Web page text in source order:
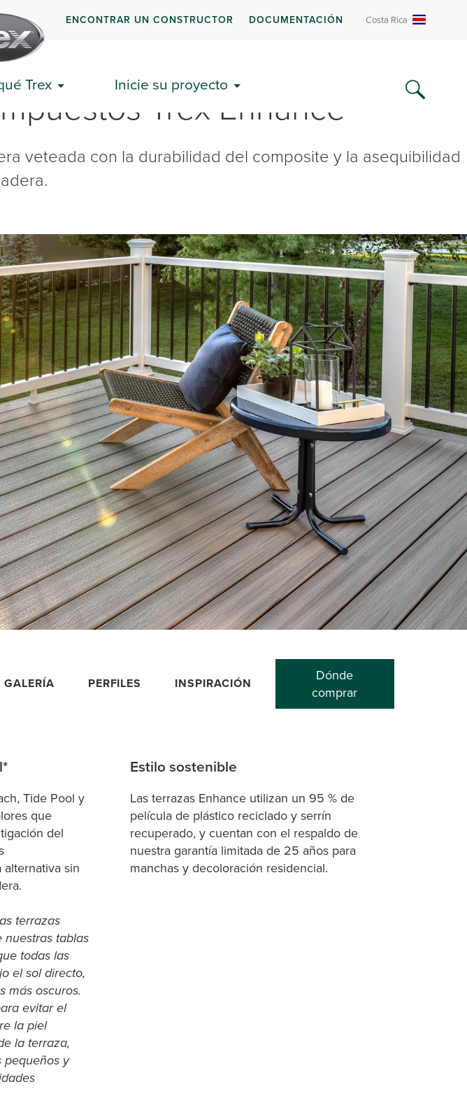
ENCONTRAR UN CONSTRUCTOR DOCUMENTACIÓN Costa Rica
Trex Inicie su proyecto
Trex Enhance®
veteada con la durabilidad del composite y la asequibilidad
GALERÍA PERFILES INSPIRACIÓN
Dónde
comprar
Tide Pool y
que
del
alternativa sin
terrazas
tablas
todas las
el sol directo,
más oscuros.
evitar el
la piel
la terraza,
pequeños y
Estilo sostenible
Las terrazas Enhance utilizan un 95 % de
película de plástico reciclado y serrín
recuperado, y cuentan con el respaldo de
nuestra garantía limitada de 25 años para
manchas y decoloración residencial.